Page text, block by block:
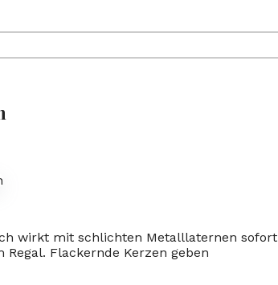
wirkt mit schlichten Metalllaternen sofort
Flackernde Kerzen geben